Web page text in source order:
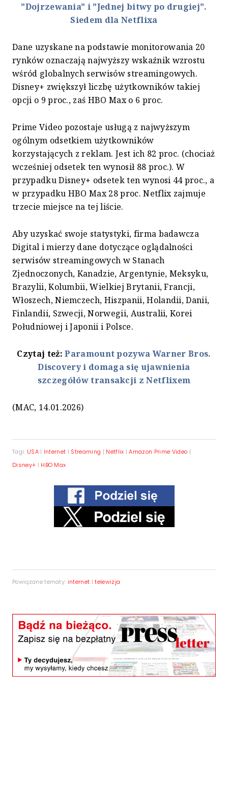
"Dojrzewania" i "Jednej bitwy po drugiej".
Siedem dla Netflixa
Dane uzyskane na podstawie monitorowania 20
rynków oznaczają najwyższy wskaźnik wzrostu
wśród globalnych serwisów streamingowych.
Disney+ zwiększył liczbę użytkowników takiej
opcji o 9 proc., zaś HBO Max o 6 proc.
Prime Video pozostaje usługą z najwyższym
ogólnym odsetkiem użytkowników
korzystających z reklam. Jest ich 82 proc. (chociaż
wcześniej odsetek ten wynosił 88 proc.). W
przypadku Disney+ odsetek ten wynosi 44 proc., a
w przypadku HBO Max 28 proc. Netflix zajmuje
trzecie miejsce na tej liście.
Aby uzyskać swoje statystyki, firma badawcza
Digital i mierzy dane dotyczące oglądalności
serwisów streamingowych w Stanach
Zjednoczonych, Kanadzie, Argentynie, Meksyku,
Brazylii, Kolumbii, Wielkiej Brytanii, Francji,
Włoszech, Niemczech, Hiszpanii, Holandii, Danii,
Finlandii, Szwecji, Norwegii, Australii, Korei
Południowej i Japonii i Polsce.
Czytaj też:Paramount pozywa Warner Bros.
Discovery i domaga się ujawnienia
szczegółów transakcji z Netflixem
(MAC, 14.01.2026)
Tagi: USA | Internet | Streaming | Netflix |Amazon Prime Video |
Disney+ | HBO Max
Powiązane tematy: internet |telewizja